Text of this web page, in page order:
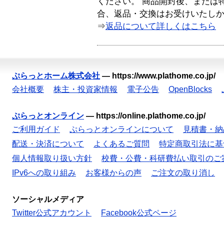
合、返品・交換はお受けいたし
⇒返品について詳しくはこちら
ぷらっとホーム株式会社 — https://www.plathome.co.jp/
会社概要
株主・投資家情報 電子公告 OpenBlocks
ぷらっとオンライン — https://online.plathome.co.jp/
ご利用ガイド
ぷらっとオンラインについて
見積書・
配送・決済について
よくあるご質問
特定商取引法に
個人情報取り扱い方針
校費・公費・科研費払い取引のご
IPv6への取り組み
お客様からの声 ご注文の取り消し
ソーシャルメディア
Twitter公式アカウント
Facebook公式ページ